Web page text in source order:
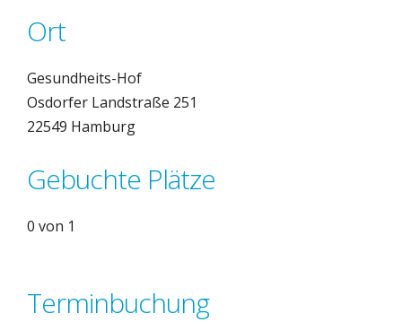
Ort
Gesundheits-Hof
Osdorfer Landstraße 251
22549 Hamburg
Gebuchte Plätze
0 von 1
Terminbuchung